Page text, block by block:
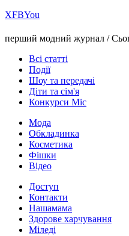
ХFBYou
перший модний журнал /
Всі статті
Події
Шоу та передачі
Діти та сім'я
Конкурси Міс
Мода
Обкладинка
Косметика
Фішки
Відео
Доступ
Контакти
Нашамама
Здорове харчування
Міледі